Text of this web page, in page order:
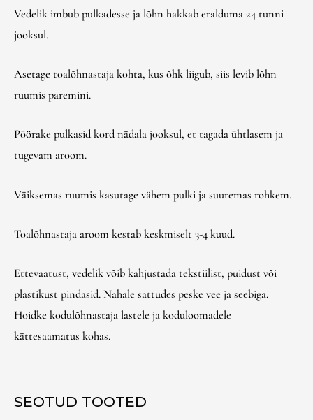
Vedelik imbub pulkadesse ja lõhn hakkab eralduma 24 tunni
jooksul.
Asetage toalõhnastaja kohta, kus õhk liigub, siis levib lõhn
ruumis paremini.
Pöörake pulkasid kord nädala jooksul, et tagada ühtlasem ja
tugevam aroom.
Väiksemas ruumis kasutage vähem pulki ja suuremas rohkem.
Toalõhnastaja aroom kestab keskmiselt 3-4 kuud.
Ettevaatust, vedelik võib kahjustada tekstiilist, puidust või
plastikust pindasid. Nahale sattudes peske vee ja seebiga.
Hoidke kodulõhnastaja lastele ja koduloomadele
kättesaamatus kohas.
SEOTUD TOOTED